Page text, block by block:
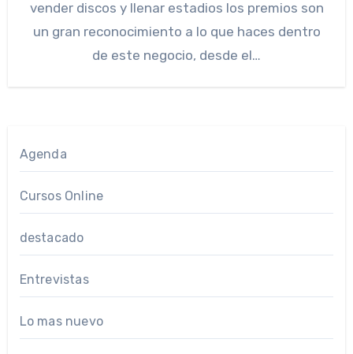
vender discos y llenar estadios los premios son
un gran reconocimiento a lo que haces dentro
de este negocio, desde el…
Agenda
Cursos Online
destacado
Entrevistas
Lo mas nuevo